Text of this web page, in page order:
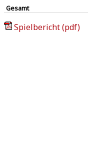
Gesamt
Spielbericht (pdf)